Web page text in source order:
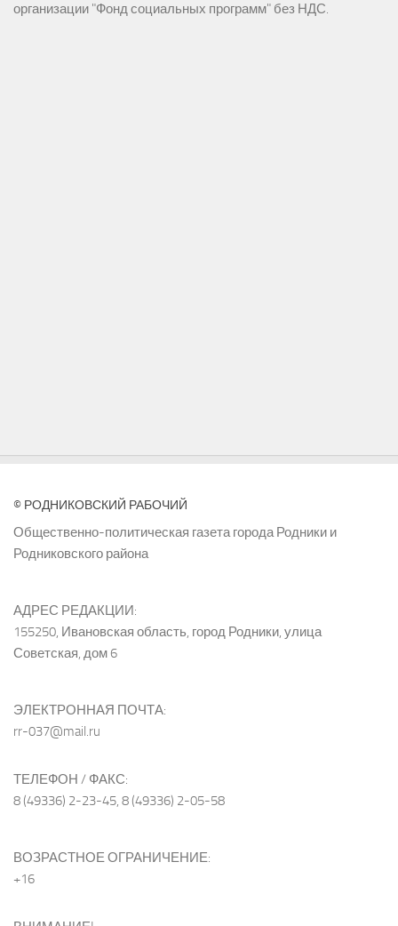
организации "Фонд социальных программ" без НДС.
© РОДНИКОВСКИЙ РАБОЧИЙ
Общественно-политическая газета города Родники и
Родниковского района
АДРЕС РЕДАКЦИИ:
155250, Ивановская область, город Родники, улица
Советская, дом 6
ЭЛЕКТРОННАЯ ПОЧТА:
rr-037@mail.ru
ТЕЛЕФОН / ФАКС:
8 (49336) 2-23-45, 8 (49336) 2-05-58
ВОЗРАСТНОЕ ОГРАНИЧЕНИЕ:
+16